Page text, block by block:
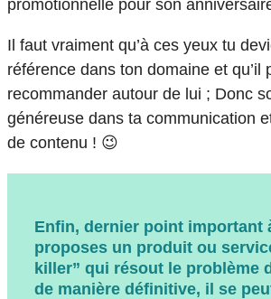
promotionnelle pour son
Il faut vraiment qu’à ces yeux tu
référence dans ton domaine et qu’il
recommander autour de lui ; Donc
généreuse dans ta communication
de contenu ! 😉
Enfin, dernier point important
proposes un produit ou
killer” qui résout le problème
de manière définitive, il se